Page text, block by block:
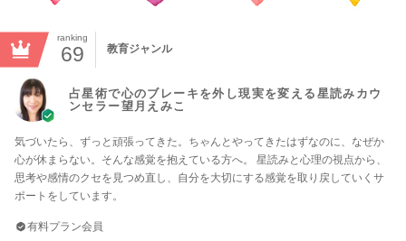
ranking
69 教育ジャンル
占星術で心のブレーキを外し現実を変える星読みカウ
ンセラー望月えみこ
気づいたら、ずっと頑張ってきた。ちゃんとやってきたはずなのに、なぜか
心が休まらない。そんな感覚を抱えている方へ。 星読みと心理の視点から、
思考や感情のクセを見つめ直し、自分を大切にする感覚を取り戻していくサ
ポートをしています。
有料プラン会員